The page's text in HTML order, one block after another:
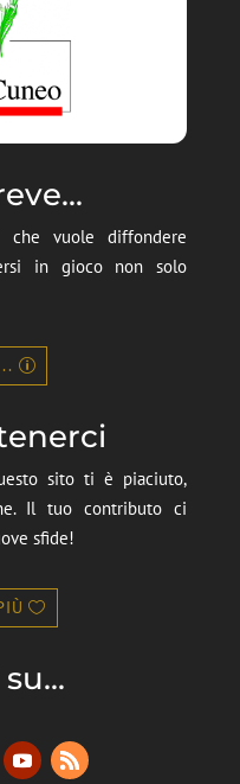
che vuole diffondere
in gioco non solo
sito ti è piaciuto,
Il tuo contributo ci
sfide!